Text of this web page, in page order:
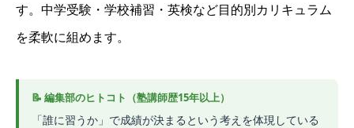
す。中学受験・学校補習・英検など目的別カリキュラム
を柔軟に組めます。
「誰に習うか」で成績が決まるという考えを体現している